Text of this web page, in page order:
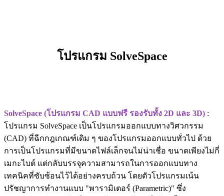
โปรแกรม SolveSpace
SolveSpace (โปรแกรม CAD แบบฟรี รองรับทั้ง 2D และ 3D) :
โปรแกรม SolveSpace เป็นโปรแกรมออกแบบทางวิศวกรรม
(CAD) ที่ฉีกกฎเกณฑ์เดิม ๆ ของโปรแกรมออกแบบทั่วไป ด้วย
การเป็นโปรแกรมที่มีขนาดไฟล์เล็กจนไม่น่าเชื่อ ขนาดเพียงไม่กี่
เมกะไบต์ แต่กลับบรรจุความสามารถในการออกแบบทาง
เทคนิคที่ซับซ้อนไว้ได้อย่างครบถ้วน โดยตัวโปรแกรมเน้น
ปรัชญาการทำงานแบบ "พารามิเตอร์ (Parametric)" ซึ่ง